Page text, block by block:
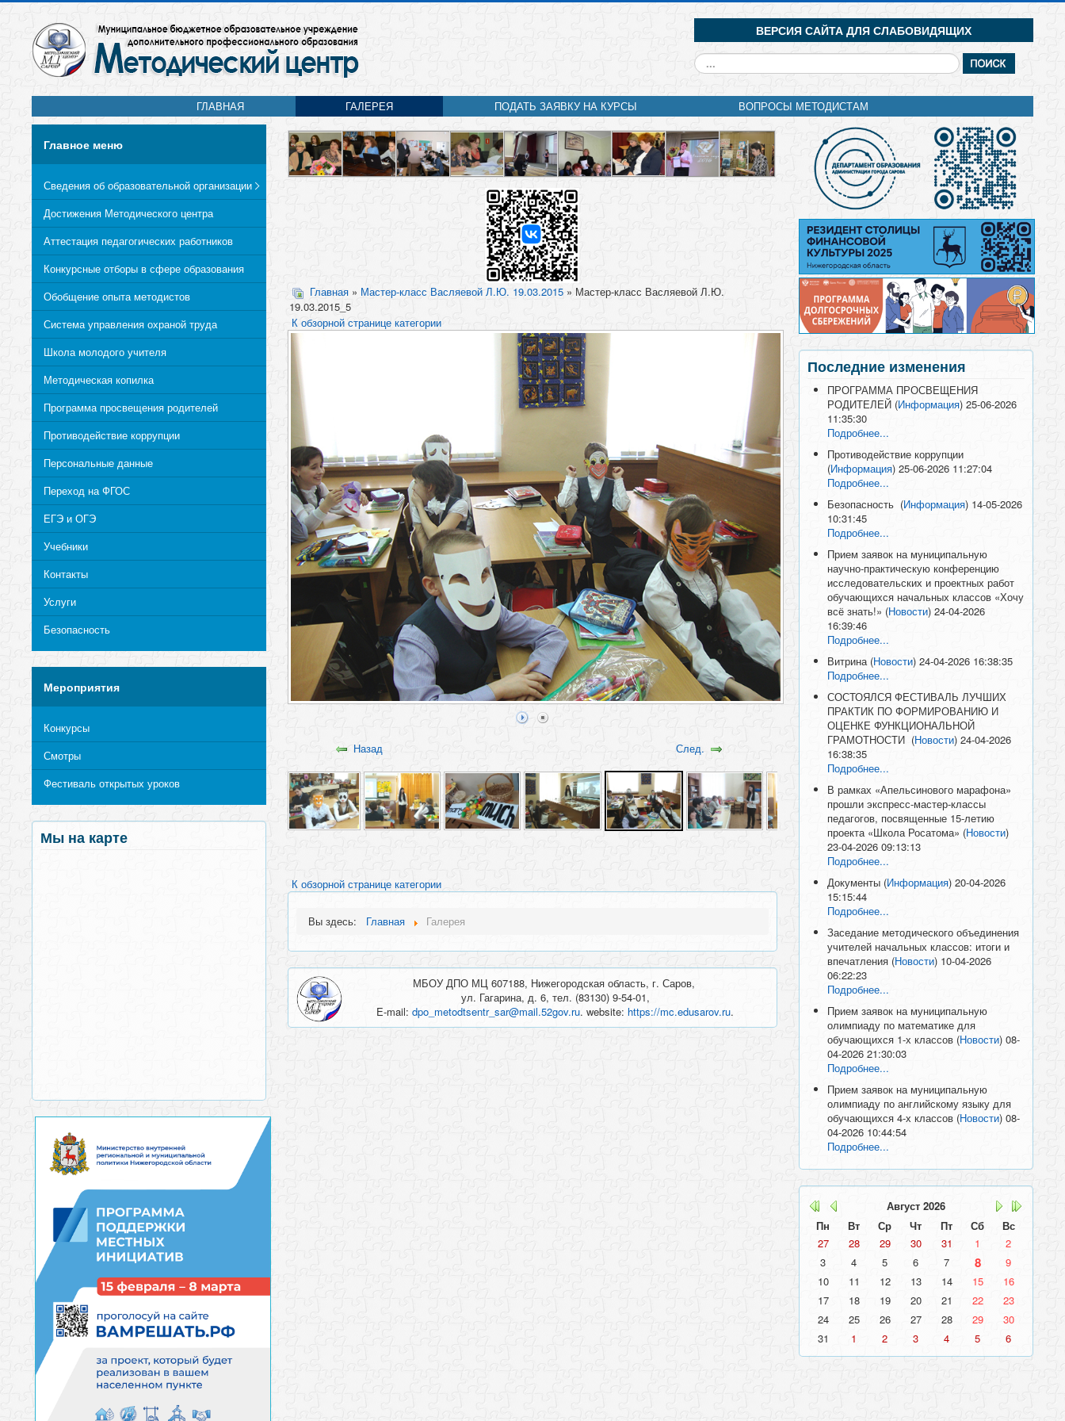
ВЕРСИЯ САЙТА ДЛЯ СЛАБОВИДЯЩИХ
Искать...
ГЛАВНАЯ ГАЛЕРЕЯ ПОДАТЬ ЗАЯВКУ НА КУРСЫ ВОПРОСЫ МЕТОДИСТАМ
Главное меню
Сведения об образовательной организации
Достижения Методического центра
Аттестация педагогических работников
Конкурсные отборы в сфере образования
Обобщение опыта методистов
Система управления охраной труда
Школа молодого учителя
Методическая копилка
Программа просвещения родителей
Противодействие коррупции
Персональные данные
Переход на ФГОС
ЕГЭ и ОГЭ
Учебники
Контакты
Услуги
Безопасность
Мероприятия
Конкурсы
Смотры
Фестиваль открытых уроков
Мы на карте
Главная» Мастер-класс Васляевой Л.Ю. 19.03.2015» Мастер-класс Васляевой Л.Ю.
19.03.2015_5
К обзорной странице категории
Назад След.
К обзорной странице категории
Вы здесь: Главная Галерея
МБОУ ДПО МЦ 607188, Нижегородская область, г. Саров,
ул. Гагарина, д. 6, тел. (83130) 9-54-01,
E-mail:dpo_metodtsentr_sar@mail.52gov.ru. website:https://mc.edusarov.ru.
Последние изменения
ПРОГРАММА ПРОСВЕЩЕНИЯ
РОДИТЕЛЕЙ (Информация)25-06-2026
11:35:30
Подробнее...
Противодействие коррупции
(Информация)25-06-2026 11:27:04
Подробнее...
Безопасность (Информация) 14-05-2026
10:31:45
Подробнее...
Прием заявок на муниципальную
научно-практическую конференцию
исследовательских и проектных работ
обучающихся начальных классов «Хочу
всё знать!» (Новости)24-04-2026
16:39:46
Подробнее...
Витрина (Новости)24-04-2026 16:38:35
Подробнее...
СОСТОЯЛСЯ ФЕСТИВАЛЬ ЛУЧШИХ
ПРАКТИК ПО ФОРМИРОВАНИЮ И
ОЦЕНКЕ ФУНКЦИОНАЛЬНОЙ
ГРАМОТНОСТИ (Новости)24-04-2026
16:38:35
Подробнее...
В рамках «Апельсинового марафона»
прошли экспресс-мастер-классы
педагогов, посвященные 15-летию
проекта «Школа Росатома» (Новости)
23-04-2026 09:13:13
Подробнее...
Документы (Информация)20-04-2026
15:15:44
Подробнее...
Заседание методического объединения
учителей начальных классов: итоги и
впечатления (Новости) 10-04-2026
06:22:23
Подробнее...
Прием заявок на муниципальную
олимпиаду по математике для
обучающихся 1-х классов (Новости)08-
04-2026 21:30:03
Подробнее...
Прием заявок на муниципальную
олимпиаду по английскому языку для
обучающихся 4-х классов (Новости)08-
04-2026 10:44:54
Подробнее...
Август 2026
Пн
Вт Ср Чт Пт Сб
Вс
27
28 29 30 31 1
2
3
4 5 6 7 8
9
10
11 12 13 14 15
16
17
18 19 20 21 22
23
24
25 26 27 28 29
30
31
1 2 3 4 5 6